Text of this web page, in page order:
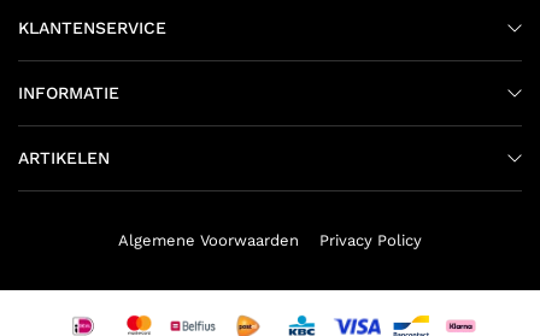
KLANTENSERVICE
INFORMATIE
ARTIKELEN
Algemene Voorwaarden Privacy Policy